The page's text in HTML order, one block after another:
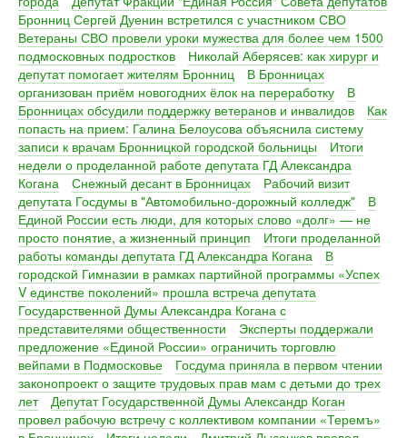
Бронниц Сергей Дуенин встретился с участником СВО
Ветераны СВО провели уроки мужества для более чем 1500
подмосковных подростков
Николай Аберясев: как хирург и
депутат помогает жителям Бронниц
В Бронницах
организован приём новогодних ёлок на переработку
В
Бронницах обсудили поддержку ветеранов и инвалидов
Как
попасть на прием: Галина Белоусова объяснила систему
записи к врачам Бронницкой городской больницы
Итоги
недели о проделанной работе депутата ГД Александра
Когана
Снежный десант в Бронницах
Рабочий визит
депутата Госдумы в "Автомобильно-дорожный колледж"
В
Единой России есть люди, для которых слово «долг» — не
просто понятие, а жизненный принцип
Итоги проделанной
работы команды депутата ГД Александра Когана
В
городской Гимназии в рамках партийной программы «Успех
V единстве поколений» прошла встреча депутата
Государственной Думы Александра Когана с
представителями общественности
Эксперты поддержали
предложение «Единой России» ограничить торговлю
вейпами в Подмосковье
Госдума приняла в первом чтении
законопроект о защите трудовых прав мам с детьми до трех
лет
Депутат Государственной Думы Александр Коган
провел рабочую встречу с коллективом компании «Теремъ»